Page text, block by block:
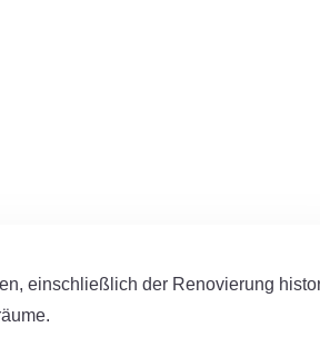
einschließlich der Renovierung